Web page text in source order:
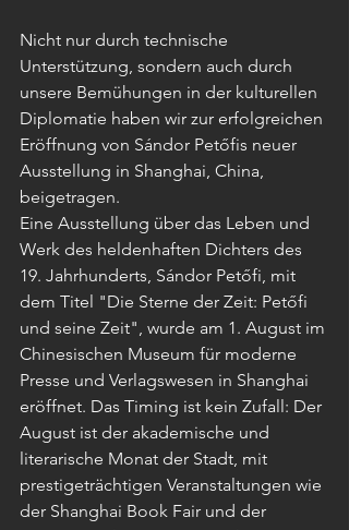
Nicht nur durch technische
Unterstützung, sondern auch durch
unsere Bemühungen in der kulturellen
Diplomatie haben wir zur erfolgreichen
Eröffnung von Sándor Petőfis neuer
Ausstellung in Shanghai, China,
beigetragen.
Eine Ausstellung über das Leben und
Werk des heldenhaften Dichters des
19. Jahrhunderts, Sándor Petőfi, mit
dem Titel "Die Sterne der Zeit: Petőfi
und seine Zeit", wurde am 1. August im
Chinesischen Museum für moderne
Presse und Verlagswesen in Shanghai
eröffnet. Das Timing ist kein Zufall: Der
August ist der akademische und
literarische Monat der Stadt, mit
prestigeträchtigen Veranstaltungen wie
der Shanghai Book Fair und der